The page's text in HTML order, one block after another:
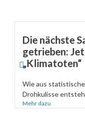
Die nächste
getrieben:
„Klimatoten“
Wie aus
Drohkulisse
Mehr dazu